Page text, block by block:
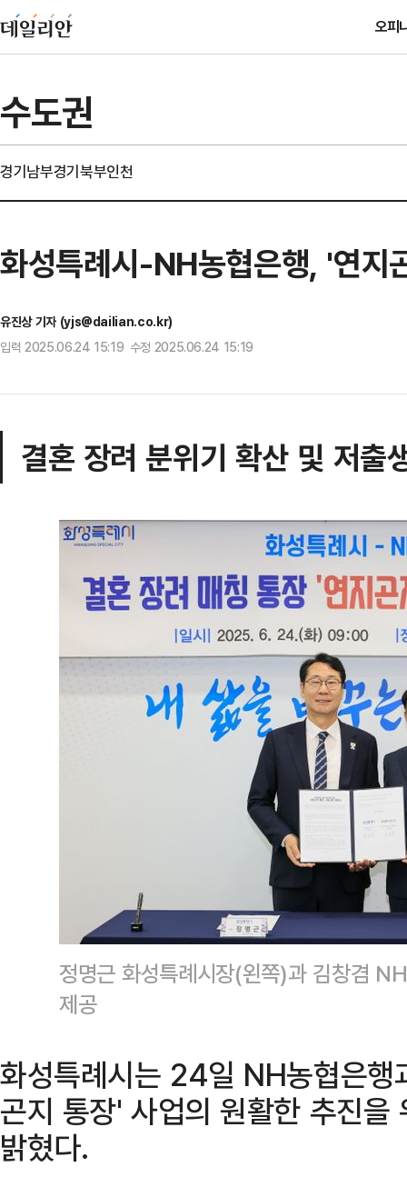
오피
수도권
경기남부경기북부인천
화성특례시-NH농협은행, '연지
유진상 기자 (yjs@dailian.co.kr)
입력 2025.06.24 15:19 수정 2025.06.24 15:19
결혼 장려 분위기 확산 및 저출
정명근 화성특례시장(왼쪽)과 김창겸
제공
화성특례시는 24일 NH농협은행
곤지 통장' 사업의 원활한 추진을
밝혔다.